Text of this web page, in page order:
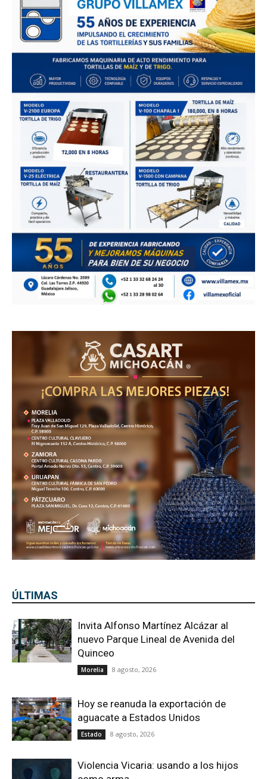
ÚLTIMAS
Invita Alfonso Martínez Alcázar al
nuevo Parque Lineal de Avenida del
Quinceo
Morelia 8 agosto, 2026
Hoy se reanuda la exportación de
aguacate a Estados Unidos
Estado 8 agosto, 2026
Violencia Vicaria: usando a los hijos